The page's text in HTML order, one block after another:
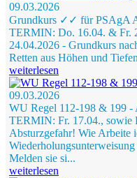
09.03.2026
Grundkurs ✓✓ für PSAgA
TERMIN: Do. 16.04. & Fr.
24.04.2026 - Grundkurs
Retten aus Höhen und
weiterlesen
09.03.2026
WU Regel 112-198 & 199 -
TERMIN: Fr. 17.04., sowie
Absturzgefahr! Wie Arbeite
Melden sie si...
weiterlesen